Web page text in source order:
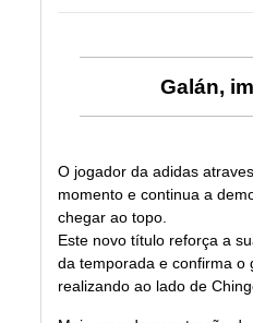
Galán,
O jogador da adidas
momento e continua a
chegar ao topo.
Este novo título reforça a
da temporada e confirma o
realizando ao lado de